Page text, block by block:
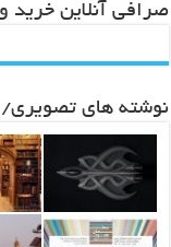
صرافی آنلاین خرید
نوشته های تصویری/